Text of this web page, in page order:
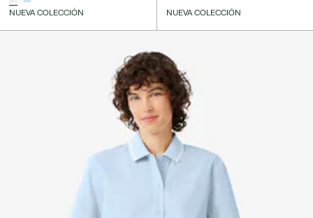
NUEVA COLECCIÓN NUEVA COLECCIÓN